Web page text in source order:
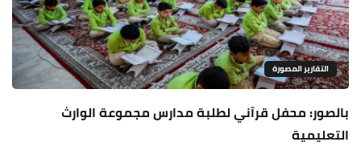
التقارير المصورة
بالصور: محفل قرآني لطلبة مدارس مجموعة الوارث
التعليمية